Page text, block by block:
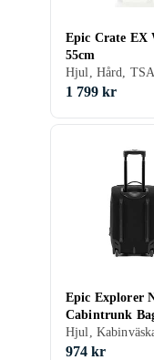
Epic Crate EX
55cm
1 799 kr
Epic Explorer
Cabintrunk
Hjul 55cm 44L
Hjul,
974 kr